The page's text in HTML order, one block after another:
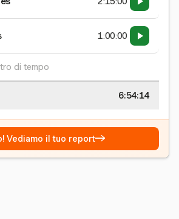
1:00:00
di tempo
6:54:15
Vediamo il tuo report→